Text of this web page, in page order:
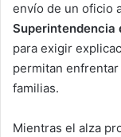
envío de un oficio
Superintendencia
para exigir
permitan
familias.
Mientras el alza